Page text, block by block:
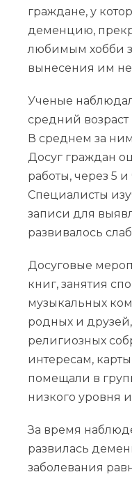
граждане, у
деменцию,
любимым хобби
вынесения им
Ученые
средний возраст
В среднем за
Досуг граждан
работы, через 5 и
Специалисты
записи для
развивалось
Досуговые
книг, занятия
музыкальных
родных и друзей,
религиозных
интересам,
помещали в
низкого уровня
За время
развилась
заболевания